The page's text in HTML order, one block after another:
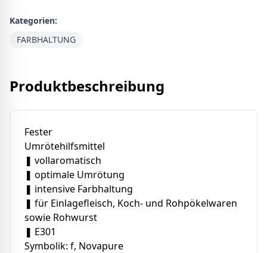
Kategorien:
FARBHALTUNG
Produktbeschreibung
Fester
Umrötehilfsmittel
❚ vollaromatisch
❚ optimale Umrötung
❚ intensive Farbhaltung
❚ für Einlagefleisch, Koch- und Rohpökelwaren
sowie Rohwurst
❚ E301
Symbolik: f, Novapure